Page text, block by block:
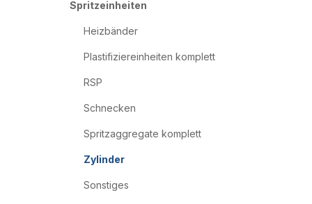
Spritzeinheiten
Heizbänder
Plastifiziereinheiten komplett
RSP
Schnecken
Spritzaggregate komplett
Zylinder
Sonstiges